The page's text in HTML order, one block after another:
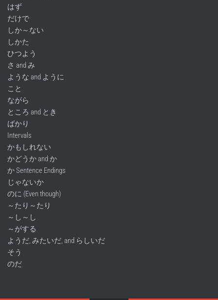
はず
だけで
しか～ない
しかた
ひつよう
さ and み
ような and ように
こと
ながら
ところ and とき
ばかり
Intervals
かもしれない
かどうか and か
か Sentence Endings
じゃないか
のに (Even though)
～たり～たり
～し～し
～がする
ようだ, みたいだ, and らしいだ
そう
のだ